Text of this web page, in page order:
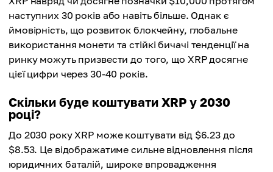
наступних 30 років або навіть більше. Однак є
ймовірність, що розвиток блокчейну, глобальне
використання монети та стійкі бичачі тенденції на
ринку можуть призвести до того, що XRP досягне
цієї цифри через 30-40 років.
Скільки буде коштувати XRP у 2030
році?
До 2030 року XRP може коштувати від $6.23 до
$8.53. Це відображатиме сильне відновлення після
юридичних баталій, широке впровадження